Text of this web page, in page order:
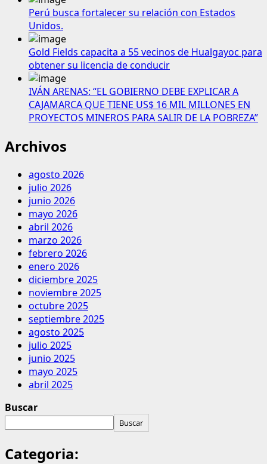
Perú busca fortalecer su relación con Estados
Unidos.
Gold Fields capacita a 55 vecinos de Hualgayoc para
obtener su licencia de conducir
IVÁN ARENAS: “EL GOBIERNO DEBE EXPLICAR A
CAJAMARCA QUE TIENE US$ 16 MIL MILLONES EN
PROYECTOS MINEROS PARA SALIR DE LA POBREZA”
Archivos
agosto 2026
julio 2026
junio 2026
mayo 2026
abril 2026
marzo 2026
febrero 2026
enero 2026
diciembre 2025
noviembre 2025
octubre 2025
septiembre 2025
agosto 2025
julio 2025
junio 2025
mayo 2025
abril 2025
Buscar
Buscar
Categoria: